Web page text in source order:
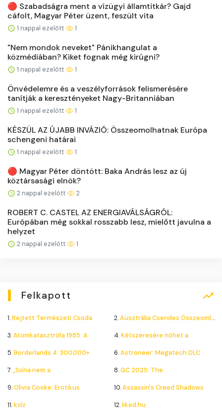
🔴 Szabadságra ment a vízügyi államtitkár? Gajd
cáfolt, Magyar Péter üzent, feszült vita
1 nappal ezelőtt 1
"Nem mondok neveket" Pánikhangulat a
közmédiában? Kiket fognak még kirúgni?
1 nappal ezelőtt 1
Önvédelemre és a veszélyforrások felismerésére
tanítják a keresztényeket Nagy-Britanniában
1 nappal ezelőtt 1
KÉSZÜL AZ ÚJABB INVÁZIÓ: Összeomolhatnak Európa
schengeni határai
1 nappal ezelőtt 1
🔴 Magyar Péter döntött: Baka András lesz az új
köztársasági elnök?
2 nappal ezelőtt 2
ROBERT C. CASTEL AZ ENERGIAVÁLSÁGRÓL:
Európában még sokkal rosszabb lesz, mielőtt javulna a
helyzet
2 nappal ezelőtt 1
Felkapott
1.Rejtett Természeti Csoda 2.Ausztrália Csendes Összeomlása
3.Atomkatasztrófa 1985: A 4.Kétszeresére nőhet a
5.Borderlands 4: 300.000+ 6.Astroneer: Megatech DLC
7.„Soha nem a 8.GC 2025: The
9.Olivia Cooke: Erotikus 10.Assassin's Creed Shadows
11.kvíz 12.liked.hu